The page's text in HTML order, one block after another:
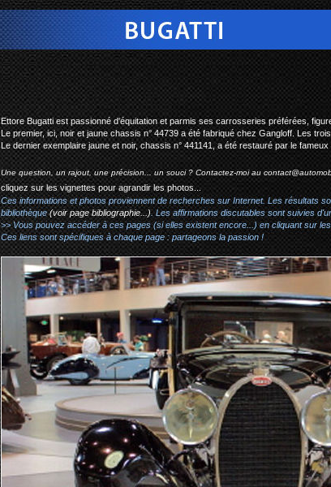
bugatti type 44
Ettore Bugatti est passionné d'équitation et parmis ses carrosseries préférées,
Le premier, ici, noir et jaune chassis n° 44739 a été fabriqué chez Gangloff. Les
Le dernier exemplaire jaune et noir, chassis n° 441141, a été restauré par le fameux
Une question, un rajout, une précision... un souci ? Contactez-moi au
cliquez sur les vignettes pour agrandir les photos...
Ces informations et photos proviennent de recherches sur Internet. Les résultats
bibliothèque(voir page bibliographie...). Les affirmations discutables sont suivies
>> Vous pouvez accéder à ces pages (si elles existent encore...) en cliquant sur
Ces liens sont spécifiques à chaque page : partageons la passion !